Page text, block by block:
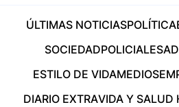
ÚLTIMAS NOTICIASPOLÍTICA
SOCIEDADPOLICIALES
ESTILO DE VIDAMEDIOS
DIARIO EXTRAVIDA Y SALUD